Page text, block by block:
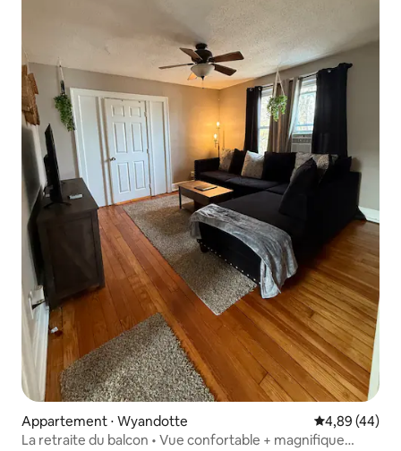
Appartement ⋅ Wyandotte Évaluation
4,89 (44)
La retraite du balcon • Vue confortable + magnifique